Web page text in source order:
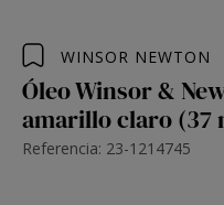
WINSOR NEWTON
Óleo Winsor &
amarillo claro (37
Referencia: 23-1214745